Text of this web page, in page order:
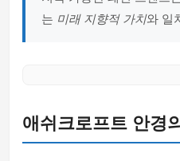
는 미래 지향적 가치와 일
애쉬크로프트 안경